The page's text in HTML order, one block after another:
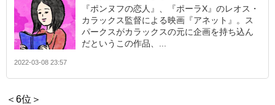
『ポンヌフの恋人』、『ポーラX』のレオス・
カラックス監督による映画『アネット』。ス
パークスがカラックスの元に企画を持ち込ん
だというこの作品、...
2022-03-08 23:57
＜6位＞